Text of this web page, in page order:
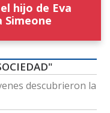
hijo de Eva
Simeone
descubrieron la